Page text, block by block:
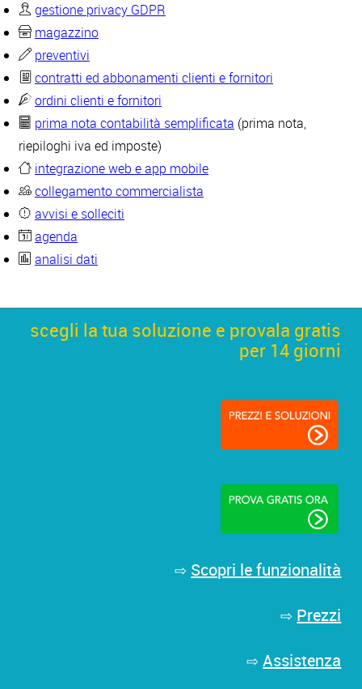
gestione privacy GDPR
magazzino
preventivi
contratti ed abbonamenti clienti e fornitori
ordini clienti e fornitori
prima nota contabilità semplificata (prima nota,
riepiloghi iva ed imposte)
integrazione web e app mobile
collegamento commercialista
avvisi e solleciti
agenda
analisi dati
scegli la tua soluzione e provala gratis
per 14 giorni
⇨ Scopri le funzionalità
⇨ Prezzi
⇨ Assistenza